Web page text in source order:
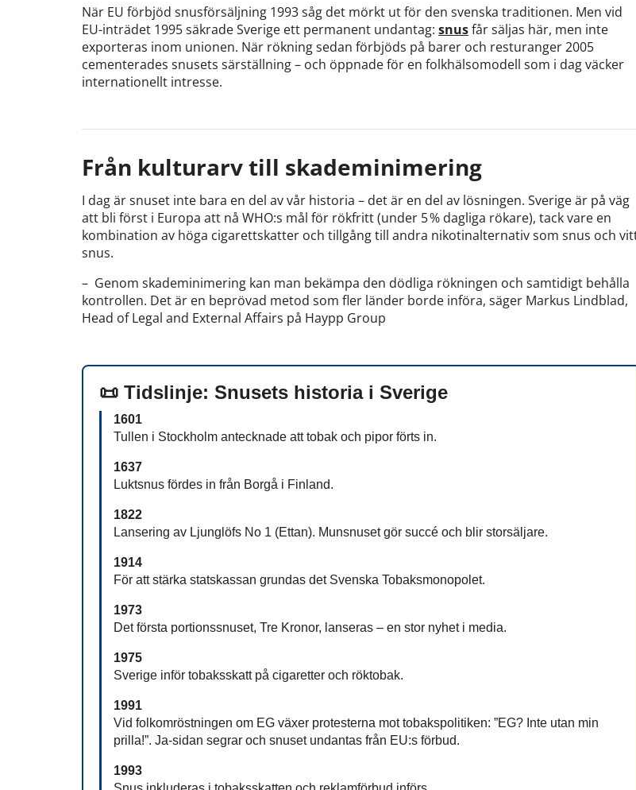
När EU förbjöd snusförsäljning 1993 såg det mörkt ut för den svenska traditionen. Men vid
EU-inträdet 1995 säkrade Sverige ett permanent undantag: snusfår säljas här, men inte
exporteras inom unionen. När rökning sedan förbjöds på barer och resturanger 2005
cementerades snusets särställning – och öppnade för en folkhälsomodell som i dag väcker
internationellt intresse.
Från kulturarv till skademinimering
I dag är snuset inte bara en del av vår historia – det är en del av lösningen. Sverige är på väg
att bli först i Europa att nå WHO:s mål för rökfritt (under 5 % dagliga rökare), tack vare en
kombination av höga cigarettskatter och tillgång till andra nikotinalternativ som snus och
snus.
– Genom skademinimering kan man bekämpa den dödliga rökningen och samtidigt behålla
kontrollen. Det är en beprövad metod som fler länder borde införa, säger Markus Lindblad,
Head of Legal and External Affairs på Haypp Group
📜 Tidslinje: Snusets historia i Sverige
1601
Tullen i Stockholm antecknade att tobak och pipor förts in.
1637
Luktsnus fördes in från Borgå i Finland.
1822
Lansering av Ljunglöfs No 1 (Ettan). Munsnuset gör succé och blir storsäljare.
1914
För att stärka statskassan grundas det Svenska Tobaksmonopolet.
1973
Det första portionssnuset, Tre Kronor, lanseras – en stor nyhet i media.
1975
Sverige inför tobaksskatt på cigaretter och röktobak.
1991
Vid folkomröstningen om EG växer protesterna mot tobakspolitiken: ”EG? Inte utan min
prilla!”. Ja-sidan segrar och snuset undantas från EU:s förbud.
1993